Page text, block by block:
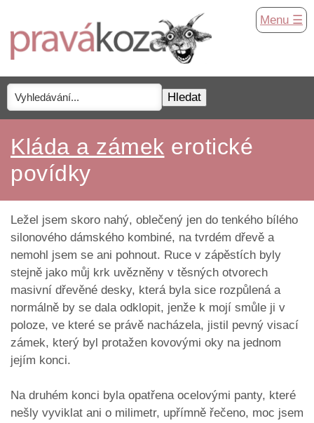
Menu ☰
Kláda a zámek erotické
povídky
Ležel jsem skoro nahý, oblečený jen do tenkého bílého
silonového dámského kombiné, na tvrdém dřevě a
nemohl jsem se ani pohnout. Ruce v zápěstích byly
stejně jako můj krk uvězněny v těsných otvorech
masivní dřevěné desky, která byla sice rozpůlená a
normálně by se dala odklopit, jenže k mojí smůle ji v
poloze, ve které se právě nacházela, jistil pevný visací
zámek, který byl protažen kovovými oky na jednom
jejím konci.
Na druhém konci byla opatřena ocelovými panty, které
nešly vyviklat ani o milimetr, upřímně řečeno, moc jsem